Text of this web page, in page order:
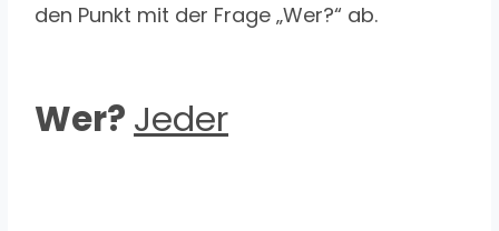
den Punkt mit der Frage „Wer?“ ab.
Wer? Jeder